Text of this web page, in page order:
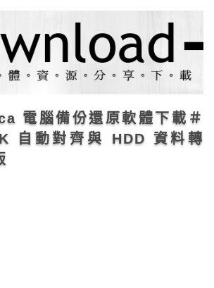
電腦備份還原軟體下載＃
自動對齊與 HDD 資料轉